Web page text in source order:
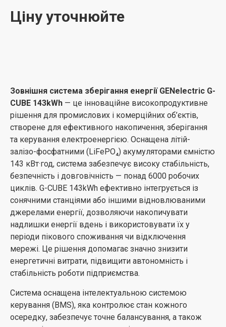
Ціну уточнюйте
Зовнішня система зберігання енергії GENelectric G-
CUBE 143kWh — це інноваційне високопродуктивне
рішення для промислових і комерційних об’єктів,
створене для ефективного накопичення, зберігання
та керування електроенергією. Оснащена літій-
залізо-фосфатними (LiFePO₄) акумуляторами ємністю
143 кВт·год, система забезпечує високу стабільність,
безпечність і довговічність — понад 6000 робочих
циклів. G-CUBE 143kWh ефективно інтегрується із
сонячними станціями або іншими відновлюваними
джерелами енергії, дозволяючи накопичувати
надлишки енергії вдень і використовувати їх у
періоди пікового споживання чи відключення
мережі. Це рішення допомагає значно знизити
енергетичні витрати, підвищити автономність і
стабільність роботи підприємства.
Система оснащена інтелектуальною системою
керування (BMS), яка контролює стан кожного
осередку, забезпечує точне балансування, а також